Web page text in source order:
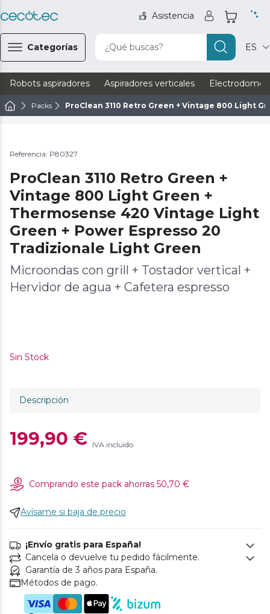
Asistencia
Categorías ¿Qué buscas? ES
Robots aspiradores Aspiradores verticales
Packs ProClean 3110 Retro Green + Vintage 800 Light
Referencia: P80327
ProClean 3110 Retro Green +
Vintage 800 Light Green +
Thermosense 420 Vintage Light
Green + Power Espresso 20
Tradizionale Light Green
Microondas con grill + Tostador vertical +
Hervidor de agua + Cafetera espresso
Sin Stock
Descripción
199,90 € IVA incluido
Comprando este pack ahorras 50,70 €
Avísame si baja de precio
¡Envío gratis para España!
Cancela o devuelve tu pedido fácilmente.
Garantía de 3 años para España.
Métodos de pago.